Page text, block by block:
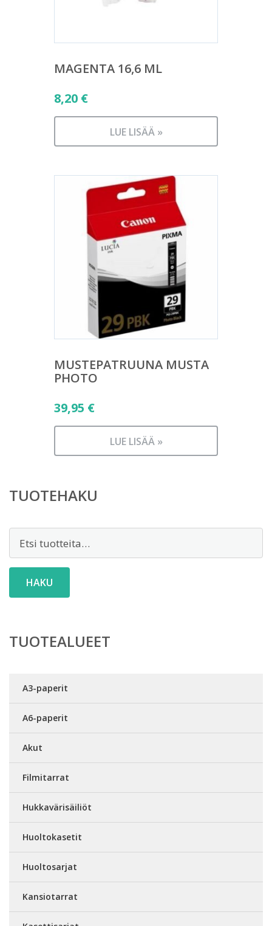
MAGENTA 16,6 ML
8,20 €
LUE LISÄÄ »
MUSTEPATRUUNA MUSTA
PHOTO
39,95 €
LUE LISÄÄ »
TUOTEHAKU
HAKU
TUOTEALUEET
A3-paperit
A6-paperit
Akut
Filmitarrat
Hukkavärisäiliöt
Huoltokasetit
Huoltosarjat
Kansiotarrat